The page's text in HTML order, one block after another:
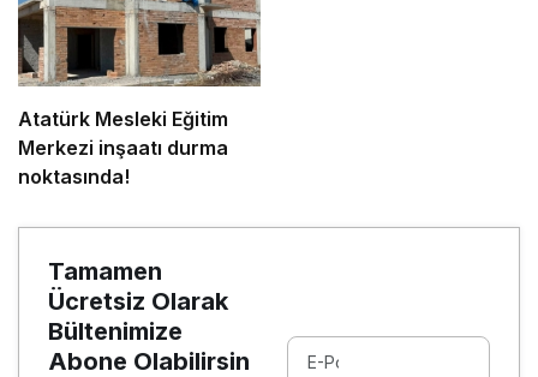
Atatürk Mesleki Eğitim
Merkezi inşaatı durma
noktasında!
Tamamen
Ücretsiz Olarak
Bültenimize
Abone Olabilirsin